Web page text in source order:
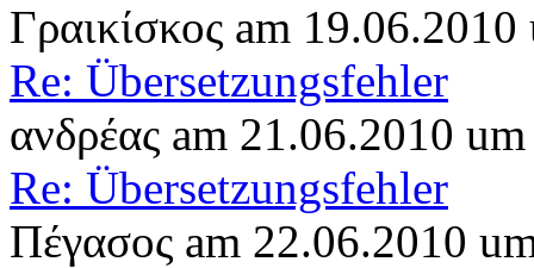
Γραικίσκος am
Re: Übersetzungsfehler
ανδρέας am 21.06.2010
Re: Übersetzungsfehler
Πέγασος am 22.06.2010